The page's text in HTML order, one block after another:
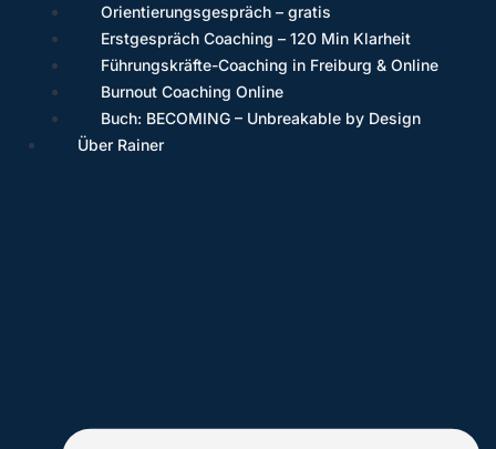
Orientierungsgespräch – gratis
Erstgespräch Coaching – 120 Min Klarheit
Führungskräfte-Coaching in Freiburg & Online
Burnout Coaching Online
Buch: BECOMING – Unbreakable by Design
Über Rainer